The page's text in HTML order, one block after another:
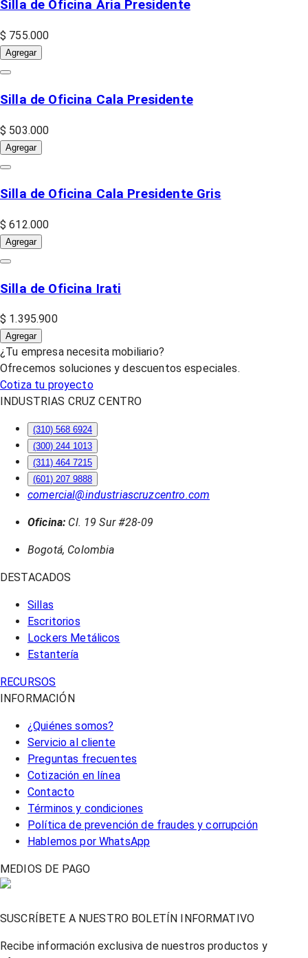
Silla de Oficina Aria Presidente
$ 755.000
Agregar
Silla de Oficina Cala Presidente
$ 503.000
Agregar
Silla de Oficina Cala Presidente Gris
$ 612.000
Agregar
Silla de Oficina Irati
$ 1.395.900
Agregar
¿Tu empresa necesita mobiliario?
Ofrecemos soluciones y descuentos especiales.
Cotiza tu proyecto
INDUSTRIAS CRUZ CENTRO
(310) 568 6924
(300) 244 1013
(311) 464 7215
(601) 207 9888
comercial@industriascruzcentro.com
Oficina: Cl. 19 Sur #28-09
Bogotá, Colombia
DESTACADOS
Sillas
Escritorios
Lockers Metálicos
Estantería
RECURSOS
INFORMACIÓN
¿Quiénes somos?
Servicio al cliente
Preguntas frecuentes
Cotización en línea
Contacto
Términos y condiciones
Política de prevención de fraudes y corrupción
Hablemos por WhatsApp
MEDIOS DE PAGO
SUSCRÍBETE A NUESTRO BOLETÍN INFORMATIVO
Recibe información exclusiva de nuestros productos y